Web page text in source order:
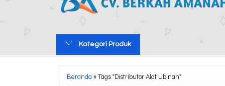
Precious Metal Analyzer
Kategori Produk
Beranda » Tags "Distributor Alat Ubinan"